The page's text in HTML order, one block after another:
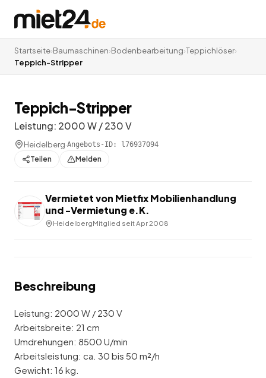
Startseite›Baumaschinen›Bodenbearbeitung›Teppichlöser›
Teppich-Stripper
Teppich-Stripper
Leistung: 2000 W / 230 V
Heidelberg·Angebots-ID: l76937094
Teilen Melden
Vermietet von Mietfix Mobilienhandlung
und -Vermietung e.K.
HeidelbergMitglied seitApr 2008
Beschreibung
Leistung: 2000 W / 230 V
Arbeitsbreite: 21 cm
Umdrehungen: 8500 U/min
Arbeitsleistung: ca. 30 bis 50 m²/h
Gewicht: 16 kg.